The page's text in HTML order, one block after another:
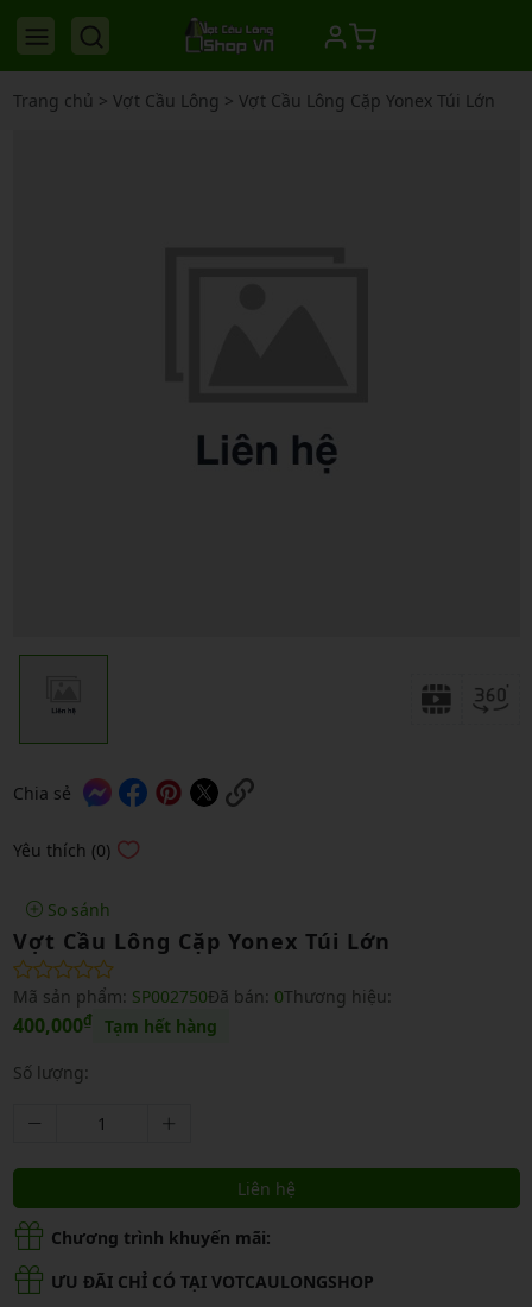
Trang chủ > Vợt Cầu Lông > Vợt Cầu Lông Cặp Yonex Túi Lớn
Chia sẻ
Yêu thích (0)
So sánh
Vợt Cầu Lông Cặp Yonex Túi Lớn
Mã sản phẩm: SP002750Đã bán: 0Thương hiệu:
400,000₫ Tạm hết hàng
Số lượng:
Liên hệ
Chương trình khuyến mãi:
ƯU ĐÃI CHỈ CÓ TẠI VOTCAULONGSHOP